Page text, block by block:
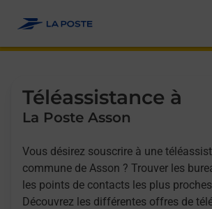
Téléassistance à
La Poste Asson
Vous désirez souscrire à une
commune de Asson ? Trouver les
les points de contacts les plus
Découvrez les différentes offres de